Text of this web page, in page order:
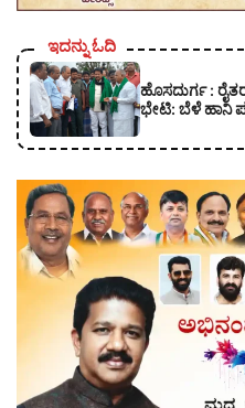
ಇದನ್ನು ಓದಿ
ಹೊಸದುರ್ಗ :
ಭೇಟಿ: ಬೆಳೆ ಹಾನಿ